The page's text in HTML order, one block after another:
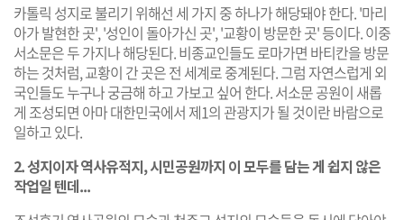
카톨릭 성지로 불리기 위해선 세 가지 중 하나가 해당돼야 한다. '마리
아가 발현한 곳', '성인이 돌아가신 곳', '교황이 방문한 곳' 등이다. 이중
서소문은 두 가지나 해당된다. 비종교인들도 로마가면 바티칸을 방문
하는 것처럼, 교황이 간 곳은 전 세계로 중계된다. 그럼 자연스럽게 외
국인들도 누구나 궁금해 하고 가보고 싶어 한다. 서소문 공원이 새롭
게 조성되면 아마 대한민국에서 제1의 관광지가 될 것이란 바람으로
일하고 있다.
2. 성지이자 역사유적지, 시민공원까지 이 모두를 담는 게 쉽지 않은
작업일 텐데...